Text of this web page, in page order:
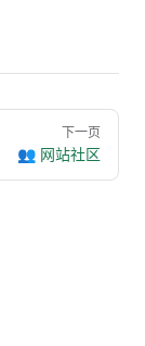
下一页
👥 网站社区